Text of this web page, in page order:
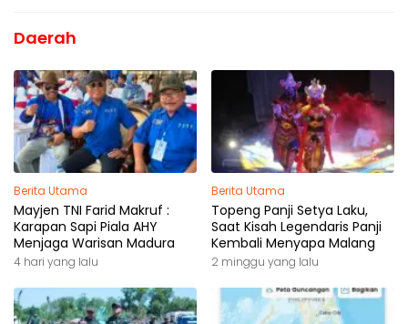
Daerah
Berita Utama
Mayjen TNI Farid Makruf :
Karapan Sapi Piala AHY
Menjaga Warisan Madura
4 hari yang lalu
Berita Utama
Topeng Panji Setya Laku,
Saat Kisah Legendaris Panji
Kembali Menyapa Malang
2 minggu yang lalu